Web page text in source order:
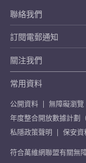
聯絡我們
訂閱電郵通知
關注我們
常用資料
公開資料
無障礙瀏覽
年度整合開放數據計劃
私隱政策聲明
保安資
符合萬維網聯盟有關無